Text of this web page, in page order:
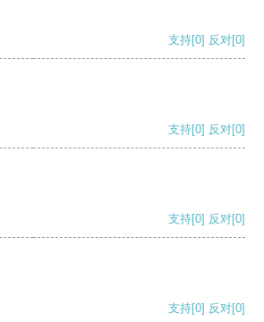
支持[0] 反对[0]
支持[0] 反对[0]
支持[0] 反对[0]
支持[0] 反对[0]